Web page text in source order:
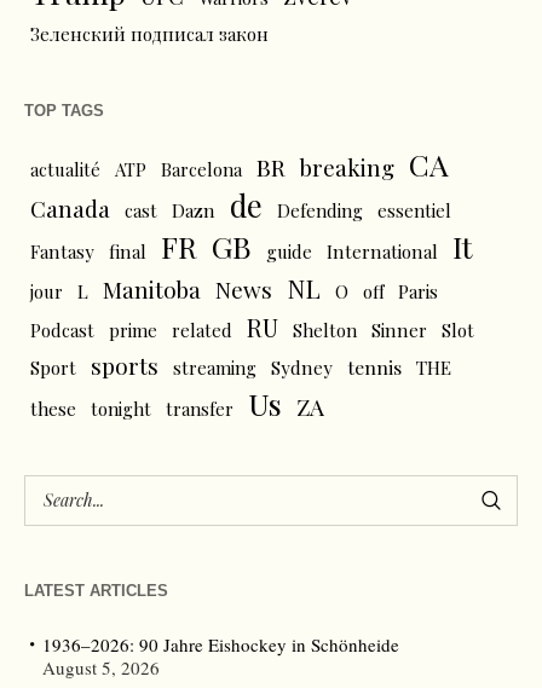
Зеленский подписал закон
TOP TAGS
actualité ATP Barcelona BR breaking CA
Canada cast Dazn de Defending essentiel
Fantasy final FR GB guide International It
jour L Manitoba News NL O off Paris
Podcast prime related RU Shelton Sinner
Slot
Sport
sports streaming Sydney tennis THE
these
tonight transfer Us ZA
LATEST ARTICLES
1936–2026: 90 Jahre Eishockey in Schönheide
August 5, 2026